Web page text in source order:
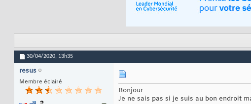
30/04/2020, 13h35
resus
Membre éclairé
Bonjour
Je ne sais pas si je suis au bon endroit